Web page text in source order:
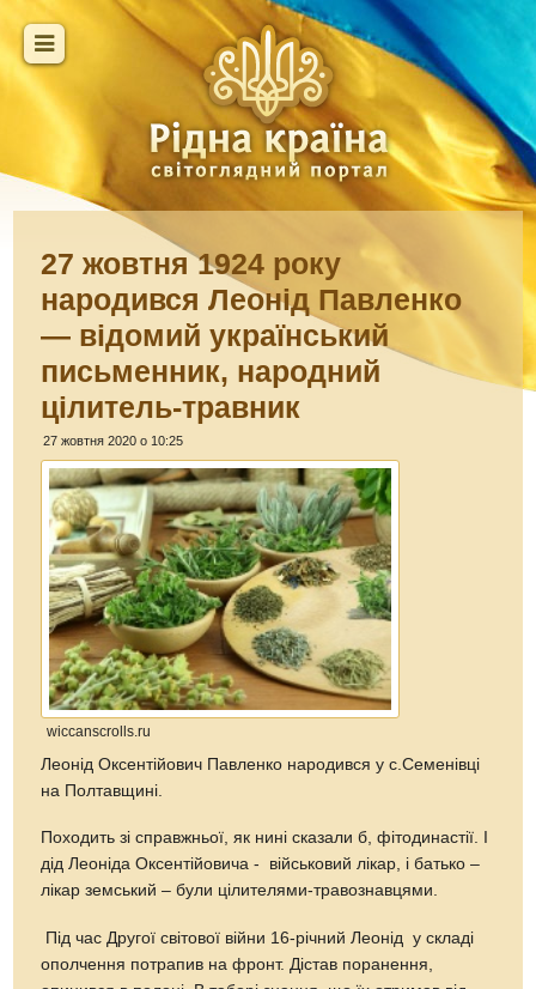
27 жовтня 1924 року
народився Леонід Павленко
— відомий український
письменник, народний
цілитель-травник
27 жовтня 2020 о 10:25
wiccanscrolls.ru
Леонід Оксентійович Павленко народився у с.Семенівці
на Полтавщині.
Походить зі справжньої, як нині сказали б, фітодинастії. І
дід Леоніда Оксентійовича - військовий лікар, і батько –
лікар земський – були цілителями-травознавцями.
Під час Другої світової війни 16-річний Леонід у складі
ополчення потрапив на фронт. Дістав поранення,